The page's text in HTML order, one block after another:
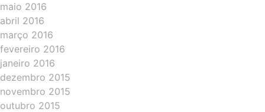
maio 2016
abril 2016
março 2016
fevereiro 2016
janeiro 2016
dezembro 2015
novembro 2015
outubro 2015